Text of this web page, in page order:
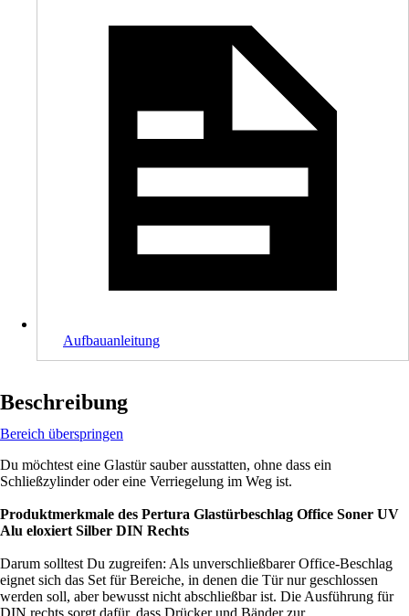
Aufbauanleitung
Beschreibung
Bereich überspringen
Du möchtest eine Glastür sauber ausstatten, ohne dass ein
Schließzylinder oder eine Verriegelung im Weg ist.
Produktmerkmale des Pertura Glastürbeschlag Office Soner UV
Alu eloxiert Silber DIN Rechts
Darum solltest Du zugreifen: Als unverschließbarer Office-Beschlag
eignet sich das Set für Bereiche, in denen die Tür nur geschlossen
werden soll, aber bewusst nicht abschließbar ist. Die Ausführung für
DIN rechts sorgt dafür, dass Drücker und Bänder zur